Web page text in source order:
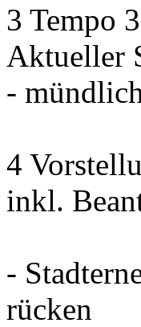
3 Tempo
Aktueller
-
4
inkl.
-
rücken